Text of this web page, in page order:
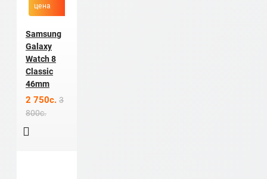
цена
Samsung
Galaxy
Watch 8
Classic
46mm
2 750c. 3
800c.